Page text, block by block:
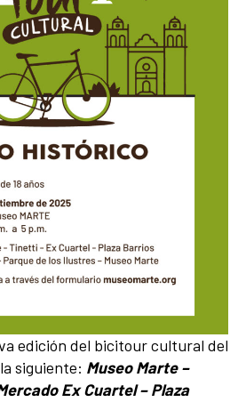
edición del bicitour cultural del
siguiente: Museo Marte –
Ex Cuartel – Plaza